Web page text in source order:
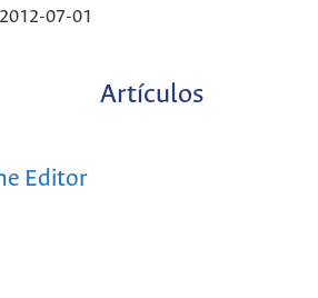
2012-07-01
Artículos
Editor